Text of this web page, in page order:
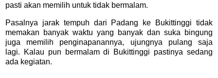
pasti akan memilih untuk tidak bermalam.
Pasalnya jarak tempuh dari Padang ke Bukittinggi tidak
memakan banyak waktu yang banyak dan suka bingung
juga memilih penginapanannya, ujungnya pulang saja
lagi.
Kalau pun bermalam di Bukittinggi pastinya sedang
ada kegiatan.